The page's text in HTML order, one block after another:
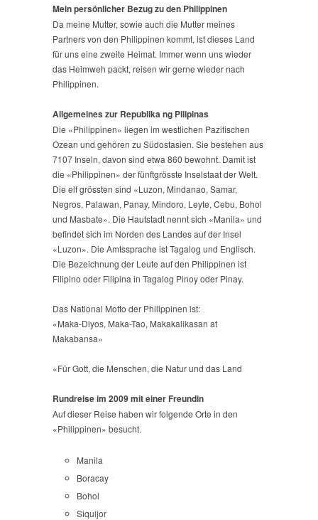
2009
Mein persönlicher Bezug zu den Philippinen
Da meine Mutter, sowie auch die Mutter meines
Partners von den Philippinen kommt, ist dieses Land
für uns eine zweite Heimat. Immer wenn uns wieder
das Heimweh packt, reisen wir gerne wieder nach
Philippinen.
Allgemeines zur Republika ng Pilipinas
Die «Philippinen» liegen im westlichen Pazifischen
Ozean und gehören zu Südostasien. Sie bestehen aus
7107 Inseln, davon sind etwa 860 bewohnt. Damit ist
die «Philippinen» der fünftgrösste Inselstaat der Welt.
Die elf grössten sind «Luzon, Mindanao, Samar,
Negros, Palawan, Panay, Mindoro, Leyte, Cebu, Bohol
und Masbate». Die Hautstadt nennt sich «Manila» und
befindet sich im Norden des Landes auf der Insel
«Luzon». Die Amtssprache ist Tagalog und Englisch.
Die Bezeichnung der Leute auf den Philippinen ist
Filipino oder Filipina in Tagalog Pinoy oder Pinay.
Das National Motto der Philippinen ist:
«Maka-Diyos, Maka-Tao, Makakalikasan at
Makabansa»
«Für Gott, die Menschen, die Natur und das Land
Rundreise im 2009 mit einer Freundin
Auf dieser Reise haben wir folgende Orte in den
«Philippinen» besucht.
Manila
Boracay
Bohol
Siquijor